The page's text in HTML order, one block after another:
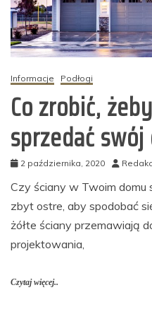
Informacje Podłogi
Co zrobić,
sprzedać
2 października, 2020
Czy ściany w Twoim domu
zbyt ostre, aby spodobać
żółte ściany przemawiają
projektowania,
Czytaj więcej..